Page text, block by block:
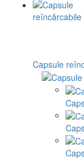
Capsule